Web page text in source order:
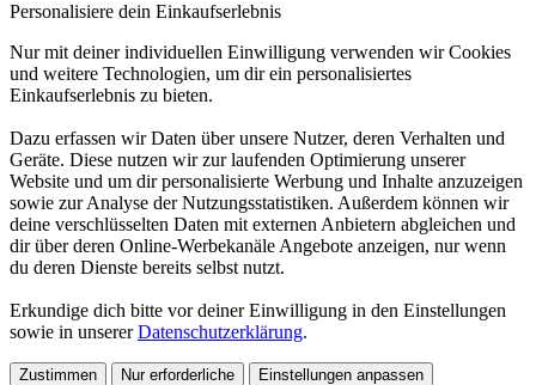
Personalisiere dein Einkaufserlebnis
Nur mit deiner individuellen Einwilligung verwenden wir Cookies
und weitere Technologien, um dir ein personalisiertes
Einkaufserlebnis zu bieten.
Dazu erfassen wir Daten über unsere Nutzer, deren Verhalten und
Geräte. Diese nutzen wir zur laufenden Optimierung unserer
Website und um dir personalisierte Werbung und Inhalte anzuzeigen
sowie zur Analyse der Nutzungsstatistiken. Außerdem können wir
deine verschlüsselten Daten mit externen Anbietern abgleichen und
dir über deren Online-Werbekanäle Angebote anzeigen, nur wenn
du deren Dienste bereits selbst nutzt.
Erkundige dich bitte vor deiner Einwilligung in den Einstellungen
sowie in unsererDatenschutzerklärung.
Zustimmen Nur erforderliche Einstellungen anpassen